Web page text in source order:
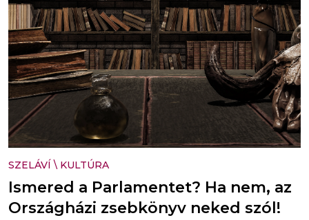
SZELÁVÍ \ KULTÚRA
Ismered a Parlamentet? Ha nem, az
Országházi zsebkönyv neked szól!